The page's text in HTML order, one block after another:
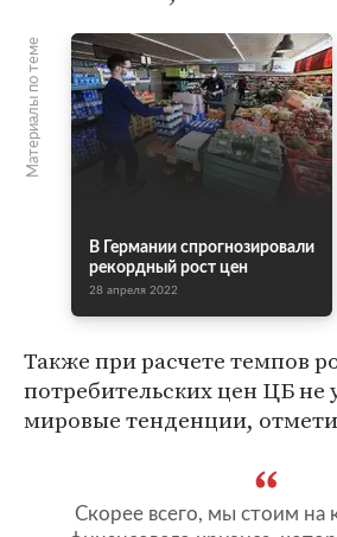
Материалы по теме
В Германии спрогнозировали
рекордный рост цен
28 апреля 2022
Также при расчете темпов
потребительских цен ЦБ не
мировые тенденции,
Скорее всего, мы стоим на